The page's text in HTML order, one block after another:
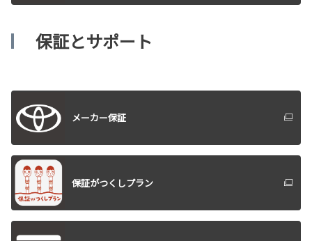
保証とサポート
メーカー保証
保証がつくしプラン